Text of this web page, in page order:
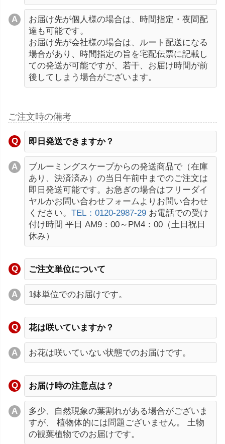
お届け先が個人様の場合は、時間指定・夜間配
達も可能です。
お届け先が会社様の場合は、ルート配送になる
場合があり、時間指定の旨を宅配伝票に記載し
ての発送が可能ですが、若干、お届け時間が前
後してしまう場合がございます。
ご注文時の備考
即日発送できますか？
ブルーミングスケープからの発送商品で（在庫
あり、決済済み）の当日午前中までのご注文は
即日発送可能です。お急ぎの場合はフリーダイ
ヤルかお問い合わせフォームよりお問い合わせ
ください。 TEL：0120-2987-29 お電話での受け
付け時間 平日 AM9：00～PM4：00（土日祝日
休み）
ご注文単位について
1鉢単位でのお届けです。
花は咲いていますか？
お花は咲いていない状態でのお届けです。
お届け時の注意点は？
多少、自然現象の葉割れがある場合がございま
すが、 植物体的には問題ございません。 土物
の観葉植物でのお届けです。